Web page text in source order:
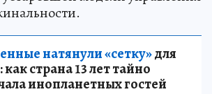
натянули «сетку»для
страна 13 лет тайно
инопланетных гостей